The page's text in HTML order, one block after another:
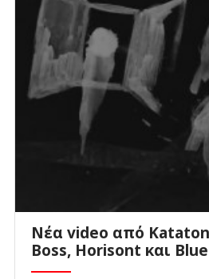
Νέα video από
Boss, Horisont και